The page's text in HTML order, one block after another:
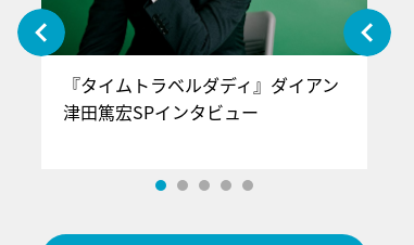
『タイムトラベルダディ』ダイアン
津田篤宏SPインタビュー